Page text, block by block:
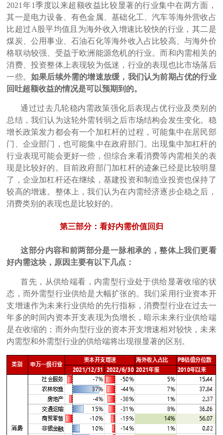
2021年1季度以来超额收益比较显著的行业集中在两方面，
其一是电力设备、有色金属、基础化工、汽车等海外营收占
比超过A股平均值且为海外收入增速比较快的行业，其二是
煤炭、公用事业、石油石化等海外收入占比较高、与海外价
格联动较强、受益于欧洲能源危机的行业。而和内需相关的
消费、投资整体上表现较为低迷，行业的表现也比市场落后
一些。如果后续外需的增速放缓，我们认为前期占优的行业
回吐超额收益的情况是可以预期到的。
通过过去几轮稳内需政策强化后表现占优行业及类别的
总结，我们认为这轮外需转弱之后市场结构会发生变化。稳
增长政策发力都会有一个加杠杆的过程，可能集中在居民部
门、企业部门，也可能集中在政府部门。出现集中加杠杆的
行业表现可能会更好一些，但综合来看消费等内需相关的表
现是比较好的。目前政府部门加杠杆的迹象已经是比较明显
了，企业加杠杆还在继续，基建投资和制造业投资也保持了
较高的增速。整体上，我们认为在内需经济逐步企稳之后，
消费类别的表现也是比较好的。
第三部分：看好内需价值回归
这部分内容和前两部分是一脉相承的，整体上我们更看
好内需这块，原因主要有以下几点：
首先，从供给端看，内需型行业处于供给显著收缩的状
态，而外需型行业供给是大幅扩张的。我们采用行业资本开
支增速作为未来行业供给的先行指标，消费型行业在过去一
年多的时间内资本开支表现为负增长，暗示未来行业供给端
是在收缩的；而外向型行业的资本开支增速相对较快，未来
内需型和外需型行业的供给端将出现很显著的区别。